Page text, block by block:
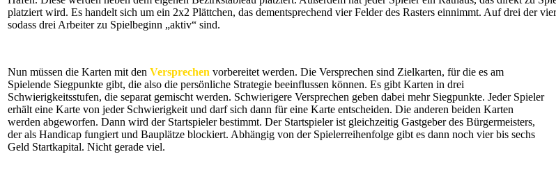
platziert wird. Es handelt sich um ein 2x2 Plättchen, das dementsprechend vier Felder des Rasters einnimmt. Auf drei der
sodass drei Arbeiter zu Spielbeginn „aktiv“ sind.
Nun müssen die Karten mit den Versprechen vorbereitet werden. Die Versprechen sind Zielkarten, für die es am
Spielende Siegpunkte gibt, die also die persönliche Strategie beeinflussen können. Es gibt Karten in drei
Schwierigkeitsstufen, die separat gemischt werden. Schwierigere Versprechen geben dabei mehr Siegpunkte. Jeder Spieler
erhält eine Karte von jeder Schwierigkeit und darf sich dann für eine Karte entscheiden. Die anderen beiden Karten
werden abgeworfen. Dann wird der Startspieler bestimmt. Der Startspieler ist gleichzeitig Gastgeber des Bürgermeisters,
der als Handicap fungiert und Bauplätze blockiert. Abhängig von der Spielerreihenfolge gibt es dann noch vier bis sechs
Geld Startkapital. Nicht gerade viel.